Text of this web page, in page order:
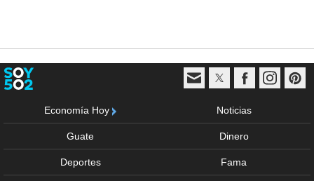
Economía Hoy Noticias
Guate Dinero
Deportes Fama